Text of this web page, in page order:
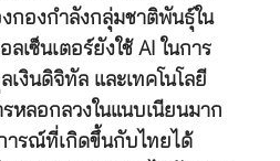
กองกำลังกลุ่มชาติพันธุ์ใน
เซ็นเตอร์ยังใช้ AI ในการ
เงินดิจิทัล และเทคโนโลยี
หลอกลวงในแนบเนียนมาก
ารณ์ที่เกิดขึ้นกับไทยได้